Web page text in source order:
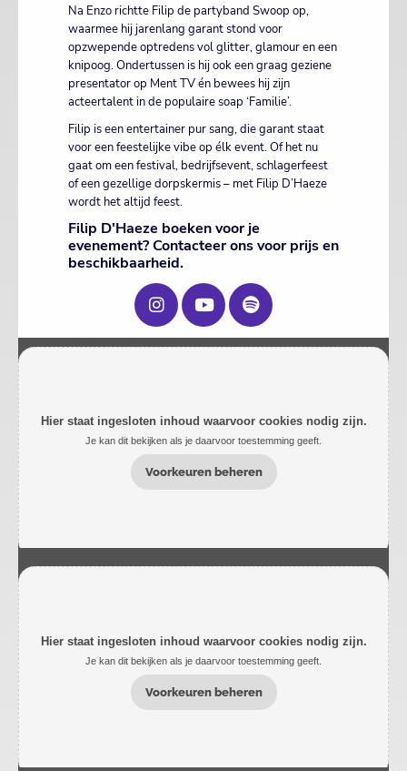
Na Enzo richtte Filip de partyband Swoop op,
waarmee hij jarenlang garant stond voor
opzwepende optredens vol glitter, glamour en een
knipoog. Ondertussen is hij ook een graag geziene
presentator op Ment TV én bewees hij zijn
acteertalent in de populaire soap ‘Familie’.
Filip is een entertainer pur sang, die garant staat
voor een feestelijke vibe op élk event. Of het nu
gaat om een festival, bedrijfsevent, schlagerfeest
of een gezellige dorpskermis – met Filip D’Haeze
wordt het altijd feest.
Filip D'Haeze boeken voor je
evenement? Contacteer ons voor prijs en
beschikbaarheid.
Hier staat ingesloten inhoud waarvoor cookies nodig zijn.
Je kan dit bekijken als je daarvoor toestemming geeft.
Voorkeuren beheren
Hier staat ingesloten inhoud waarvoor cookies nodig zijn.
Je kan dit bekijken als je daarvoor toestemming geeft.
Voorkeuren beheren